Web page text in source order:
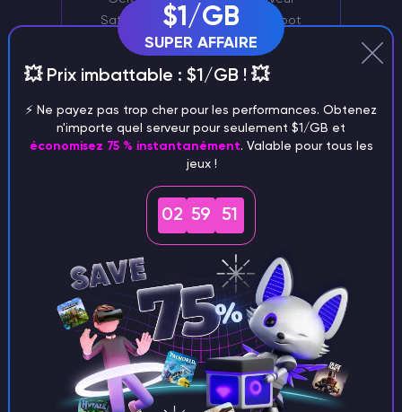
Satisfactory à l'aide de notre bot
Discord.
Soutien exclusif
Un gestionnaire de personnel doté d'une
grande expérience s'occupera de votre
serveur Satisfactory.
$1/GB
SUPER AFFAIRE
💥 Prix imbattable : $1/GB ! 💥
⚡️ Ne payez pas trop cher pour les performances. Obtenez
n'importe quel serveur pour seulement $1/GB et
économisez 75 % instantanément. Valable pour tous les
jeux !
02 59 50